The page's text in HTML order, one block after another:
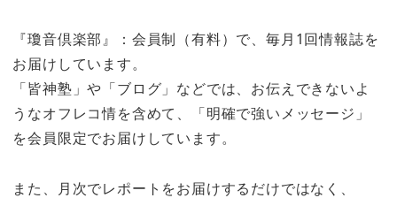
『瓊音倶楽部』：会員制（有料）で、毎月1回情報誌を
お届けしています。
「皆神塾」や「ブログ」などでは、お伝えできないよ
うなオフレコ情を含めて、「明確で強いメッセージ」
を会員限定でお届けしています。
また、月次でレポートをお届けするだけではなく、